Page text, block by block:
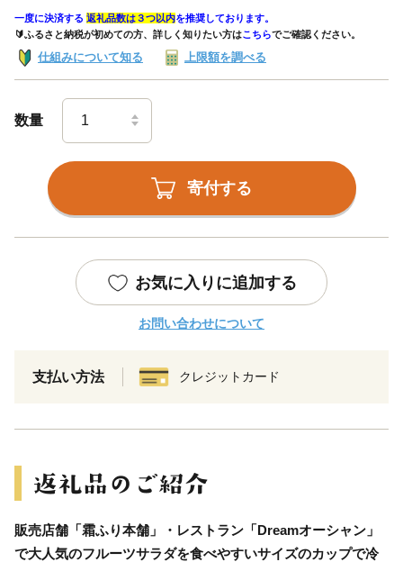
一度に決済する 返礼品数は３つ以内を推奨しております。
🔰ふるさと納税が初めての方、詳しく知りたい方はこちらでご確認ください。
仕組みについて知る 上限額を調べる
数量
寄付する
お気に入りに追加する
お問い合わせについて
支払い方法 クレジットカード
販売店舗「霜ふり本舗」・レストラン「Dreamオーシャン」
で大人気のフルーツサラダを食べやすいサイズのカップで冷